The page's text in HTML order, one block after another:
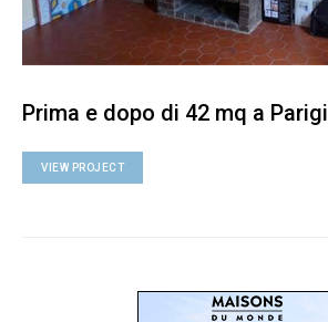
Prima e dopo di 42 mq a Parigi
VIEW PROJECT